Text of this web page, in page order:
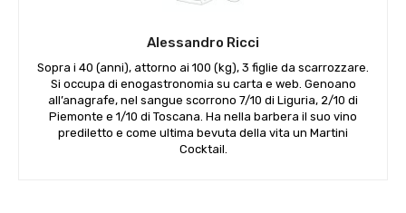
Alessandro Ricci
Sopra i 40 (anni), attorno ai 100 (kg), 3 figlie da scarrozzare.
Si occupa di enogastronomia su carta e web. Genoano
all’anagrafe, nel sangue scorrono 7/10 di Liguria, 2/10 di
Piemonte e 1/10 di Toscana. Ha nella barbera il suo vino
prediletto e come ultima bevuta della vita un Martini
Cocktail.